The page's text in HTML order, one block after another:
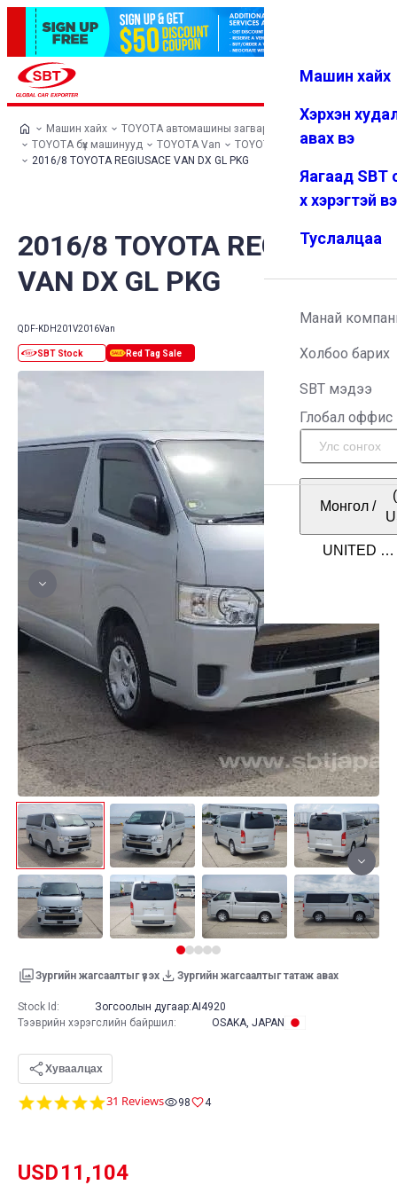
Дуртай Цэс
Машин хайх
Хэрхэн
авах вэ
Яагаад SBT
х хэрэгтэй
Туслалцаа
Манай
Холбоо барих
SBT мэдээ
Глобал оффис
Монгол /
Машин хайх
TOYOTA автомашины загварууд
TOYOTA бүх машинууд
TOYOTA Van
TOYOTA REGIUSACE VAN
2016/8 TOYOTA REGIUSACE VAN DX GL PKG
2016/8 TOYOTA REGIUSACE
VAN DX GL PKG
QDF-KDH201V2016Van
Зургийн жагсаалтыг үзэх Зургийн жагсаалтыг татаж авах
4.8
31 Reviews 98 4
USD11,104
Stock Id: Зогсоолын дугаар:AI4920
Тээврийн хэрэгслийн байршил: OSAKA, JAPAN
Хуваалцах